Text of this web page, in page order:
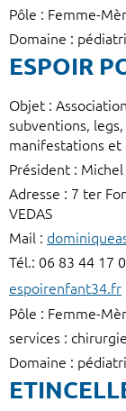
Pôle : Femme-
Domaine :
ESPOIR
Objet :
subventions,
manifestations
Président : Michel
Adresse : 7 ter
VEDAS
Mail :
Tél.: 06 83 44 17
espoirenfant34.fr
Pôle : Femme-
services :
Domaine :